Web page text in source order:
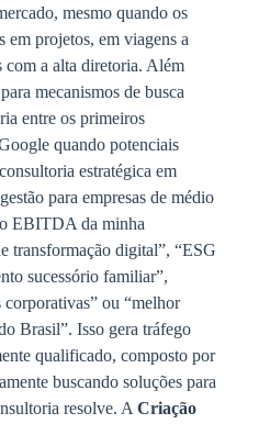
mesmo quando os
em projetos, em viagens a
com a alta diretoria. Além
mecanismos de busca
entre os primeiros
quando potenciais
estratégica em
para empresas de médio
EBITDA da minha
transformação digital”, “ESG
sucessório familiar”,
ou “melhor
Brasil”. Isso gera tráfego
qualificado, composto por
buscando soluções para
resolve. A Criação